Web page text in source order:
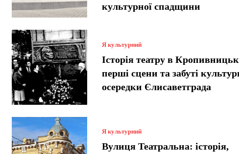
культурної спадщини
Я культурний
Історія театру в
перші сцени та забуті
осередки Єлисаветграда
Я культурний
Вулиця Театральна: історія,